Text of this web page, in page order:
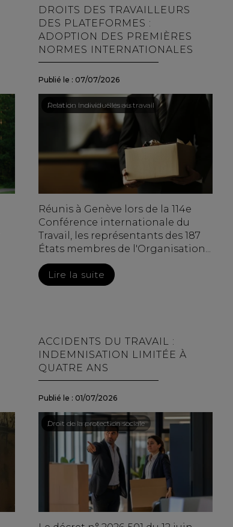
DROITS DES TRAVAILLEURS
DES PLATEFORMES :
ADOPTION DES PREMIÈRES
NORMES INTERNATIONALES
Publié le : 07/07/2026
Droit du travail - Salariés
/Relation individuelles au travail
Réunis à Genève lors de la 114e
Conférence internationale du
Travail, les représentants des 187
États membres de l'Organisation...
Lire la suite
ACCIDENTS DU TRAVAIL :
INDEMNISATION LIMITÉE À
QUATRE ANS
Publié le : 01/07/2026
Droit du travail - Salariés
/Droit de la protection sociale